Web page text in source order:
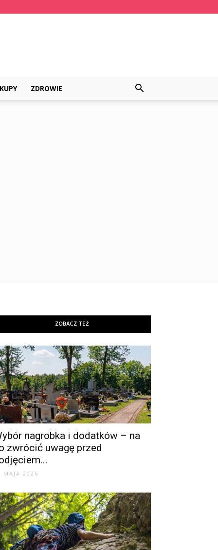
ZDROWIE
ZOBACZ TEŻ
nagrobka i dodatków – na
zwrócić uwagę przed
MAJA 2026